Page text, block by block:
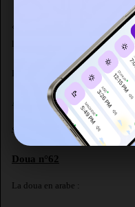
« Ô Allah, je te demande le
l’Enfer. »
Le dhikr en phonétique :
Allâhoumma innî as alouka-l-
Source : Abou Dawoud (#792) et
Doua n°62
La doua en arabe :